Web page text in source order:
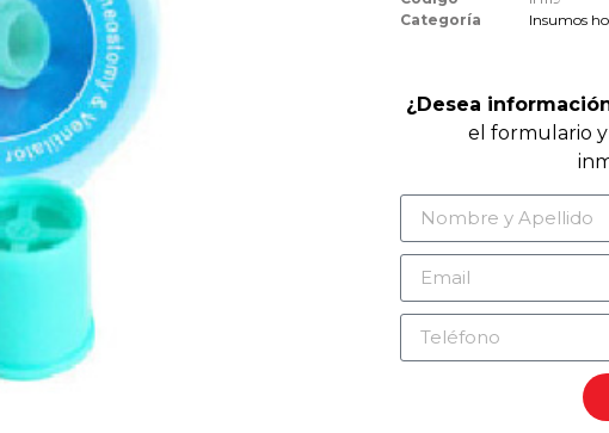
Categoría
Insumos
¿Desea
el formulario y